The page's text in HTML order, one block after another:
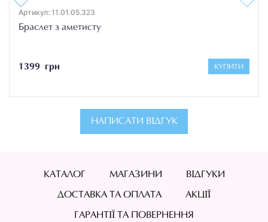
Артикул: 11.01.05.323
Браслет з аметисту
1399 грн КУПИТИ
НАПИСАТИ ВІДГУК
КАТАЛОГ МАГАЗИНИ ВІДГУКИ
ДОСТАВКА ТА ОПЛАТА АКЦІЇ
ГАРАНТІЇ ТА ПОВЕРНЕННЯ